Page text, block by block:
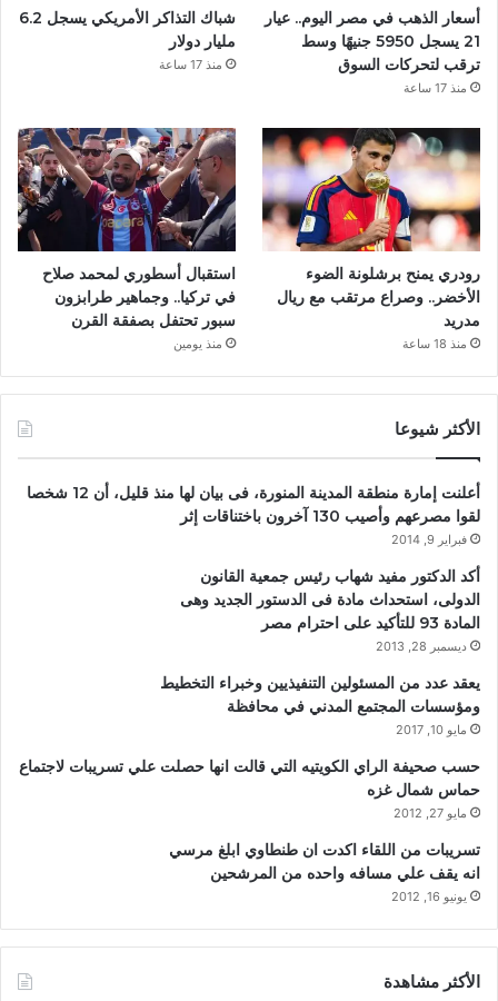
أسعار الذهب في مصر اليوم.. عيار
21 يسجل 5950 جنيهًا وسط
ترقب لتحركات السوق
منذ 17 ساعة
شباك التذاكر الأمريكي يسجل 6.2
مليار دولار
منذ 17 ساعة
رودري يمنح برشلونة الضوء
الأخضر.. وصراع مرتقب مع ريال
مدريد
منذ 18 ساعة
استقبال أسطوري لمحمد صلاح
في تركيا.. وجماهير طرابزون
سبور تحتفل بصفقة القرن
منذ يومين
الأكثر شيوعا
أعلنت إمارة منطقة المدينة المنورة، فى بيان لها منذ قليل، أن 12 شخصا
لقوا مصرعهم وأصيب 130 آخرون باختناقات إثر
فبراير 9, 2014
أكد الدكتور مفيد شهاب رئيس جمعية القانون
الدولى، استحداث مادة فى الدستور الجديد وهى
المادة 93 للتأكيد على احترام مصر
ديسمبر 28, 2013
يعقد عدد من المسئولين التنفيذيين وخبراء التخطيط
ومؤسسات المجتمع المدني في محافظة
مايو 10, 2017
حسب صحيفة الراي الكويتيه التي قالت انها حصلت علي تسريبات لاجتماع
حماس شمال غزه
مايو 27, 2012
تسريبات من اللقاء اكدت ان طنطاوي ابلغ مرسي
انه يقف علي مسافه واحده من المرشحين
يونيو 16, 2012
الأكثر مشاهدة